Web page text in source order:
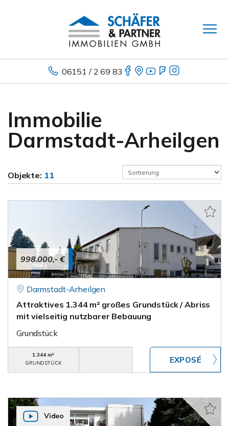
06151 / 2 69 83
Immobilie
Darmstadt-Arheilgen
Objekte: 11
998.000,- €
Darmstadt-Arheilgen
Attraktives 1.344 m² großes Grundstück / Abriss
mit vielseitig nutzbarer Bebauung
Grundstück
1.344 m²
GRUNDSTÜCK
Video